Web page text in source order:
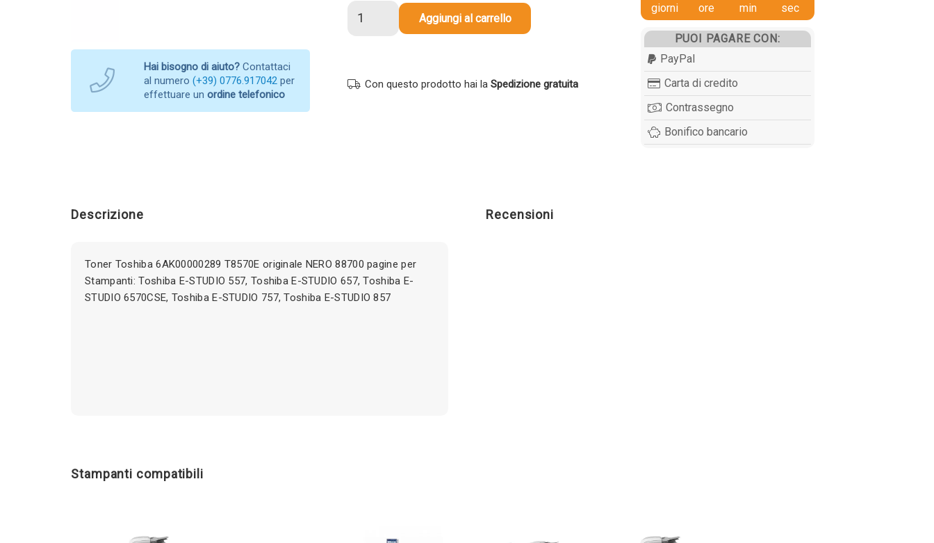
Hai bisogno di aiuto? Contattaci
al numero (+39) 0776.917042 per
effettuare un ordine telefonico
Toshiba
NERO
Aggiungi al carrello
Con questo prodotto hai la Spedizione gratuita
giorni
ore
min
sec
PUOI PAGARE CON:
PayPal
Carta di credito
Contrassegno
Bonifico bancario
Descrizione
Toner Toshiba 6AK00000289 T8570E originale NERO 88700 pagine per
Stampanti: Toshiba E-STUDIO 557, Toshiba E-STUDIO 657, Toshiba E-
STUDIO 6570CSE, Toshiba E-STUDIO 757, Toshiba E-STUDIO 857
Recensioni
Stampanti compatibili